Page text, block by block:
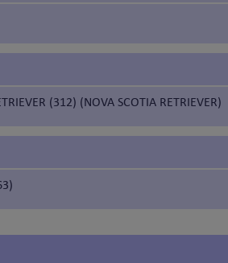
(312) (NOVA SCOTIA RETRIEVER)